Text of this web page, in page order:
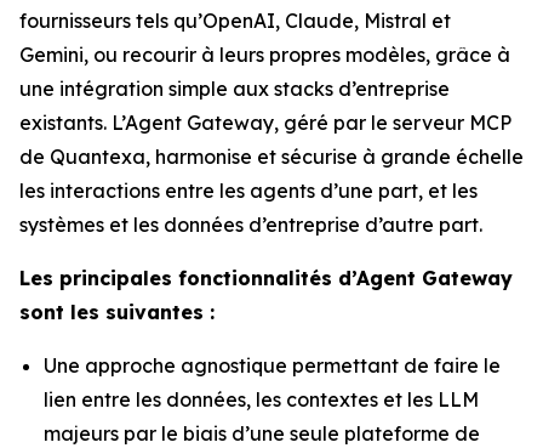
fournisseurs tels qu’OpenAI, Claude, Mistral et
Gemini, ou recourir à leurs propres modèles, grâce à
une intégration simple aux stacks d’entreprise
existants. L’Agent Gateway, géré par le serveur MCP
de Quantexa, harmonise et sécurise à grande échelle
les interactions entre les agents d’une part, et les
systèmes et les données d’entreprise d’autre part.
Les principales fonctionnalités d’Agent Gateway
sont les suivantes :
Une approche agnostique permettant de faire le
lien entre les données, les contextes et les LLM
majeurs par le biais d’une seule plateforme de